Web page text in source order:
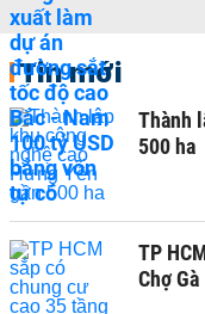
Tin mới
Thành
500 ha
TP
Chợ